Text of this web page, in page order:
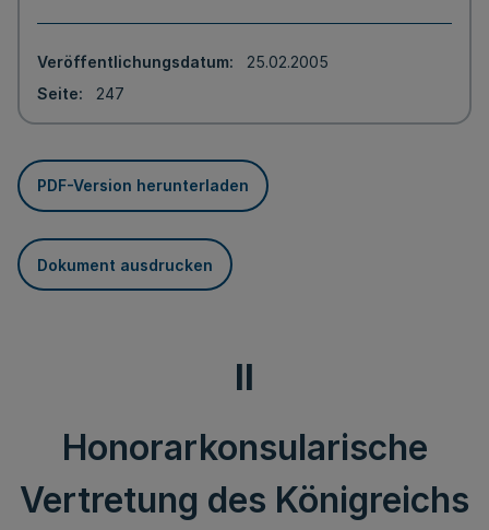
Veröffentlichungsdatum
25.02.2005
Seite
247
PDF-Version herunterladen
Dokument ausdrucken
II
Honorarkonsularische
Vertretung des Königreichs